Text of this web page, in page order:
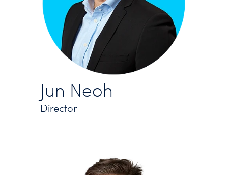
Jun Neoh
Director